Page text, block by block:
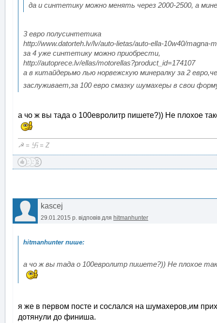
да и синтетику можно менять через 2000-2500, а
3 евро полусинтетика
http://www.datorteh.lv/lv/auto-lietas/auto-ella-10w40/magna-
за 4 уже синтетику можно приобрести,
http://autoprece.lv/ellas/motorellas?product_id=174107
а в китайдерьмо лью норвежскую минералку за 2
заслуживает,за 100 евро смазку шумахеры в свои
а чо ж вы тада о 100евролитр пишете?)) Не плохое
☭ = 卐 = Z
kascej
29.01.2015 р. відповів для hitmanhunter
а чо ж вы тада о 100евролитр пишете?)) Не плохое
я же в первом посте и сослался на шумахеров,им
дотянули до финиша.